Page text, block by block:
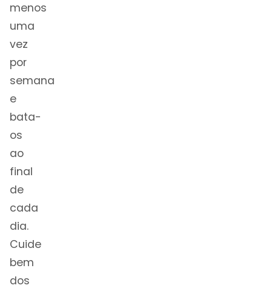
menos
uma
vez
por
semana
e
bata-
os
ao
final
de
cada
dia.
Cuide
bem
dos